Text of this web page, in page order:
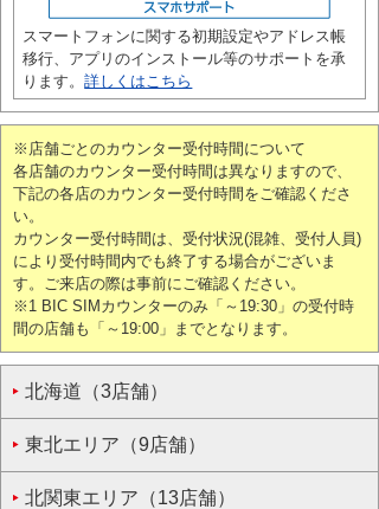
スマートフォンに関する初期設定やアドレス帳
移行、アプリのインストール等のサポートを承
ります。詳しくはこちら
※店舗ごとのカウンター受付時間について
各店舗のカウンター受付時間は異なりますので、
下記の各店のカウンター受付時間をご確認くださ
い。
カウンター受付時間は、受付状況(混雑、受付人員)
により受付時間内でも終了する場合がございま
す。ご来店の際は事前にご確認ください。
※1 BIC SIMカウンターのみ「～19:30」の受付時
間の店舗も「～19:00」までとなります。
北海道（3店舗）
東北エリア（9店舗）
北関東エリア（13店舗）